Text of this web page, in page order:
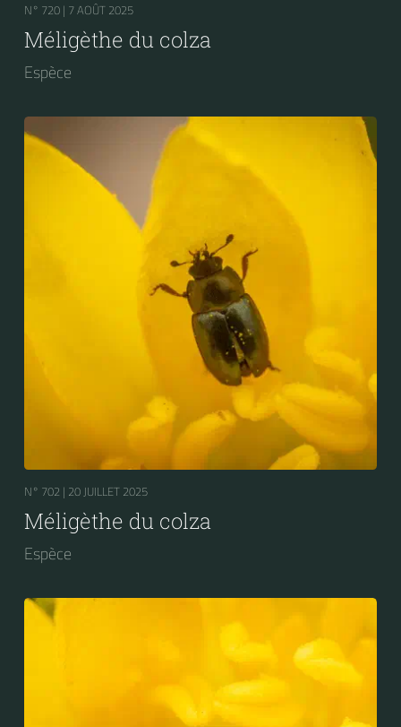
N° 720 | 7 AOÛT 2025
Méligèthe du colza
Espèce
N° 702 | 20 JUILLET 2025
Méligèthe du colza
Espèce